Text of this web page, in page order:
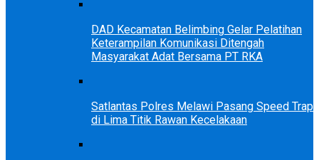
DAD Kecamatan Belimbing Gelar Pelatihan
Keterampilan Komunikasi Ditengah
Masyarakat Adat Bersama PT RKA
Satlantas Polres Melawi Pasang Speed Trap
di Lima Titik Rawan Kecelakaan